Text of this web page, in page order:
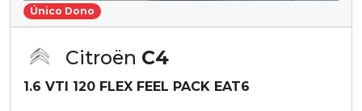
Único Dono
Citroën C4
1.6 VTI 120 FLEX FEEL PACK EAT6